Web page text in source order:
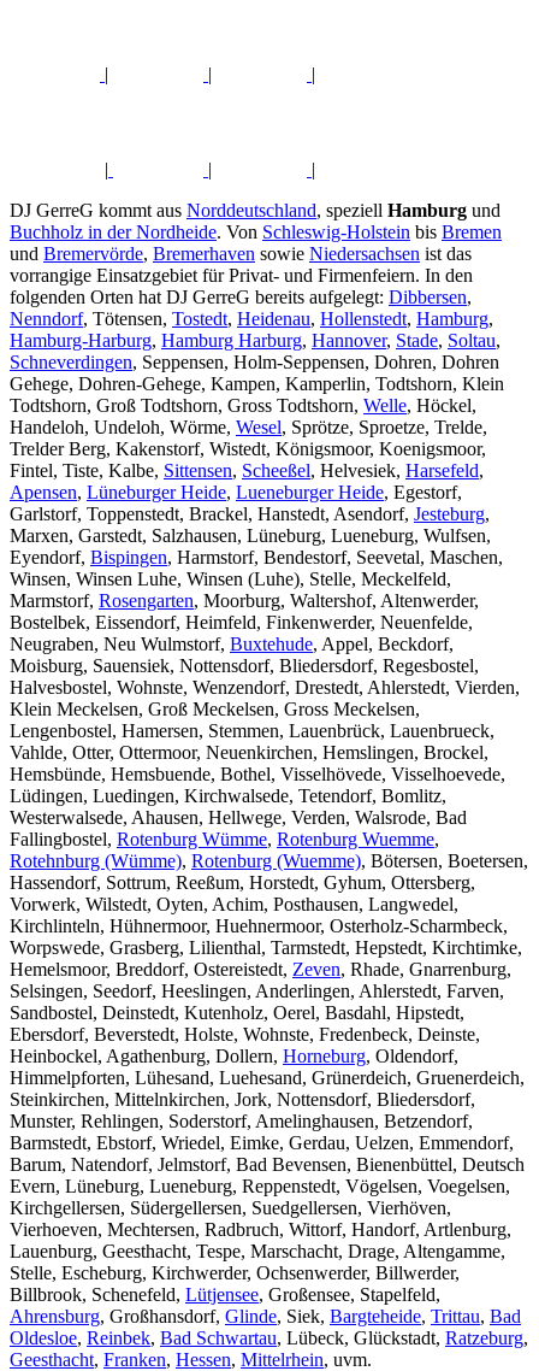
| | |
| |
|
DJ GerreG kommt aus Norddeutschland, speziell Hamburg und
Buchholz in der Nordheide. Von Schleswig-Holstein bis Bremen
und Bremervörde, Bremerhaven sowie Niedersachsen ist das
vorrangige Einsatzgebiet für Privat- und Firmenfeiern. In den
folgenden Orten hat DJ GerreG bereits aufgelegt: Dibbersen,
Nenndorf, Tötensen, Tostedt, Heidenau, Hollenstedt, Hamburg,
Hamburg-Harburg, Hamburg Harburg, Hannover, Stade, Soltau,
Schneverdingen, Seppensen, Holm-Seppensen, Dohren, Dohren
Gehege, Dohren-Gehege, Kampen, Kamperlin, Todtshorn, Klein
Todtshorn, Groß Todtshorn, Gross Todtshorn, Welle, Höckel,
Handeloh, Undeloh, Wörme, Wesel, Sprötze, Sproetze, Trelde,
Trelder Berg, Kakenstorf, Wistedt, Königsmoor, Koenigsmoor,
Fintel, Tiste, Kalbe, Sittensen, Scheeßel, Helvesiek, Harsefeld,
Apensen, Lüneburger Heide, Lueneburger Heide, Egestorf,
Garlstorf, Toppenstedt, Brackel, Hanstedt, Asendorf, Jesteburg,
Marxen, Garstedt, Salzhausen, Lüneburg, Lueneburg, Wulfsen,
Eyendorf, Bispingen, Harmstorf, Bendestorf, Seevetal, Maschen,
Winsen, Winsen Luhe, Winsen (Luhe), Stelle, Meckelfeld,
Marmstorf, Rosengarten, Moorburg, Waltershof, Altenwerder,
Bostelbek, Eissendorf, Heimfeld, Finkenwerder, Neuenfelde,
Neugraben, Neu Wulmstorf, Buxtehude, Appel, Beckdorf,
Moisburg, Sauensiek, Nottensdorf, Bliedersdorf, Regesbostel,
Halvesbostel, Wohnste, Wenzendorf, Drestedt, Ahlerstedt, Vierden,
Klein Meckelsen, Groß Meckelsen, Gross Meckelsen,
Lengenbostel, Hamersen, Stemmen, Lauenbrück, Lauenbrueck,
Vahlde, Otter, Ottermoor, Neuenkirchen, Hemslingen, Brockel,
Hemsbünde, Hemsbuende, Bothel, Visselhövede, Visselhoevede,
Lüdingen, Luedingen, Kirchwalsede, Tetendorf, Bomlitz,
Westerwalsede, Ahausen, Hellwege, Verden, Walsrode, Bad
Fallingbostel, Rotenburg Wümme, Rotenburg Wuemme,
Rotehnburg (Wümme), Rotenburg (Wuemme), Bötersen, Boetersen,
Hassendorf, Sottrum, Reeßum, Horstedt, Gyhum, Ottersberg,
Vorwerk, Wilstedt, Oyten, Achim, Posthausen, Langwedel,
Kirchlinteln, Hühnermoor, Huehnermoor, Osterholz-Scharmbeck,
Worpswede, Grasberg, Lilienthal, Tarmstedt, Hepstedt, Kirchtimke,
Hemelsmoor, Breddorf, Ostereistedt, Zeven, Rhade, Gnarrenburg,
Selsingen, Seedorf, Heeslingen, Anderlingen, Ahlerstedt, Farven,
Sandbostel, Deinstedt, Kutenholz, Oerel, Basdahl, Hipstedt,
Ebersdorf, Beverstedt, Holste, Wohnste, Fredenbeck, Deinste,
Heinbockel, Agathenburg, Dollern, Horneburg, Oldendorf,
Himmelpforten, Lühesand, Luehesand, Grünerdeich, Gruenerdeich,
Steinkirchen, Mittelnkirchen, Jork, Nottensdorf, Bliedersdorf,
Munster, Rehlingen, Soderstorf, Amelinghausen, Betzendorf,
Barmstedt, Ebstorf, Wriedel, Eimke, Gerdau, Uelzen, Emmendorf,
Barum, Natendorf, Jelmstorf, Bad Bevensen, Bienenbüttel, Deutsch
Evern, Lüneburg, Lueneburg, Reppenstedt, Vögelsen, Voegelsen,
Kirchgellersen, Südergellersen, Suedgellersen, Vierhöven,
Vierhoeven, Mechtersen, Radbruch, Wittorf, Handorf, Artlenburg,
Lauenburg, Geesthacht, Tespe, Marschacht, Drage, Altengamme,
Stelle, Escheburg, Kirchwerder, Ochsenwerder, Billwerder,
Billbrook, Schenefeld, Lütjensee, Großensee, Stapelfeld,
Ahrensburg, Großhansdorf, Glinde, Siek, Bargteheide, Trittau, Bad
Oldesloe, Reinbek, Bad Schwartau, Lübeck, Glückstadt, Ratzeburg,
Geesthacht, Franken, Hessen, Mittelrhein, uvm.